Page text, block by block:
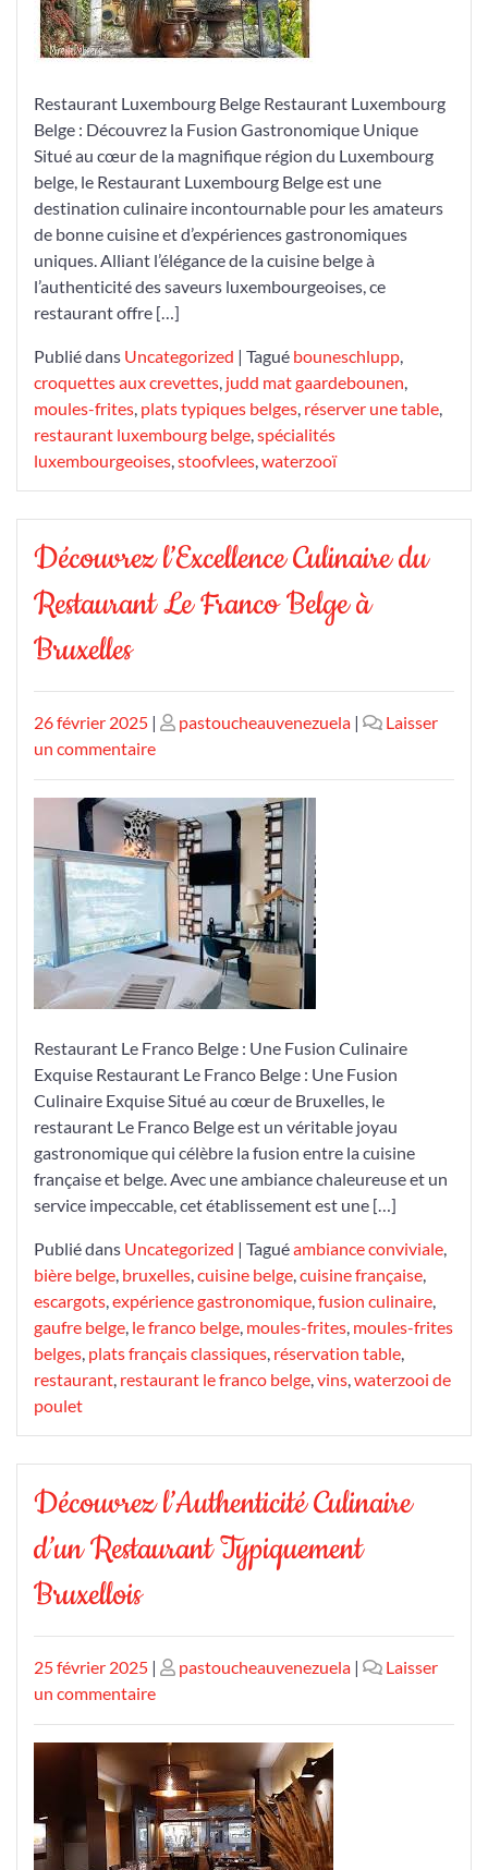
Belge
Restaurant Luxembourg Belge Restaurant Luxembourg
Belge : Découvrez la Fusion Gastronomique Unique
Situé au cœur de la magnifique région du Luxembourg
belge, le Restaurant Luxembourg Belge est une
destination culinaire incontournable pour les amateurs
de bonne cuisine et d’expériences gastronomiques
uniques. Alliant l’élégance de la cuisine belge à
l’authenticité des saveurs luxembourgeoises, ce
restaurant offre […]
Publié dans Uncategorized | Tagué bouneschlupp,
croquettes aux crevettes, judd mat gaardebounen,
moules-frites, plats typiques belges, réserver une table,
restaurant luxembourg belge,spécialités
luxembourgeoises,stoofvlees,waterzooï
Découvrez l’Excellence Culinaire du
Restaurant Le Franco Belge à
Bruxelles
Publié
le
26 février 2025 | Publié
pastoucheauvenezuela |
Laisser
un commentairesur
l’Excellence
Culinaire
du
Restaurant
Le
Franco
Belge
à
Bruxelles
Restaurant Le Franco Belge : Une Fusion Culinaire
Exquise Restaurant Le Franco Belge : Une Fusion
Culinaire Exquise Situé au cœur de Bruxelles, le
restaurant Le Franco Belge est un véritable joyau
gastronomique qui célèbre la fusion entre la cuisine
française et belge. Avec une ambiance chaleureuse et un
service impeccable, cet établissement est une […]
Publié dans Uncategorized | Taguéambiance conviviale,
bière belge, bruxelles,cuisine belge,cuisine française,
escargots,expérience gastronomique,fusion culinaire,
gaufre belge, le franco belge, moules-frites, moules-frites
belges, plats français classiques, réservation table,
restaurant, restaurant le franco belge,vins,waterzooi de
poulet
Découvrez l’Authenticité Culinaire
d’un Restaurant Typiquement
Bruxellois
Publié
le
25 février 2025 | Publié
pastoucheauvenezuela |
Laisser
un commentairesur
l’Authenticité
Culinaire
d’un
Restaurant
Typiquement